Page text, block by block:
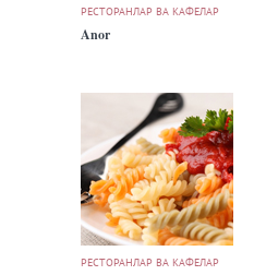
РЕСТОРАНЛАР ВА КАФЕЛАР
Anor
РЕСТОРАНЛАР ВА КАФЕЛАР